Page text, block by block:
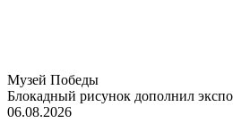
Музей Победы
Блокадный рисунок дополнил
06.08.2026